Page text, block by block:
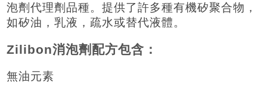
泡劑代理劑品種。提供了許多種有機矽聚合物，
如矽油，乳液，疏水或替代液體。
Zilibon消泡劑配方包含：
無油元素